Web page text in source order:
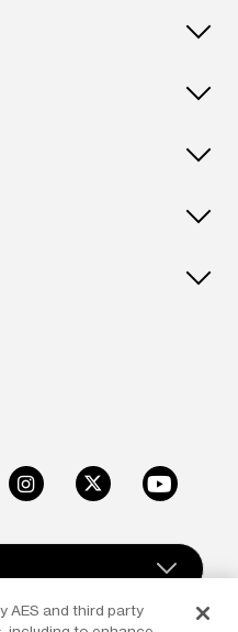
InstagramX Youtube
AES and third party